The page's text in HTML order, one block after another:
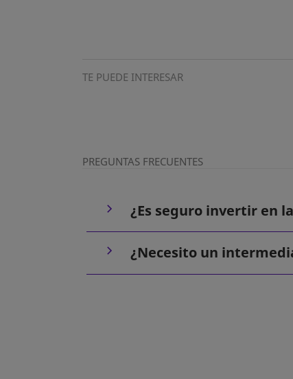
TE PUEDE INTERESAR
PREGUNTAS FRECUENTES
¿Es seguro invertir en
¿Necesito un